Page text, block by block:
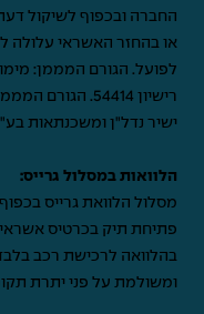
החברה ובכפוף לשיקול
או בהחזר האשראי עלולה
רישיון 54414.
ישיר נדל"ן ומשכנתאות בע"מ,
הלוואות במסלול גרייס:
מסלול הלוואת גרייס
פתיחת תיק בכרטיס אשראי
בהלוואה לרכישת רכב
ומשולמת על פני יתרת